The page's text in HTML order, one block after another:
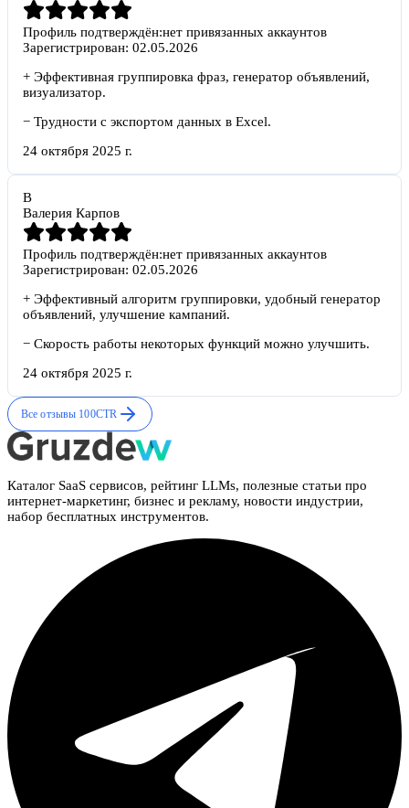
Профиль подтверждён:нет привязанных аккаунтов
Зарегистрирован: 02.05.2026
+ Эффективная группировка фраз, генератор объявлений,
визуализатор.
− Трудности с экспортом данных в Excel.
24 октября 2025 г.
В
Валерия Карпов
Профиль подтверждён:нет привязанных аккаунтов
Зарегистрирован: 02.05.2026
+ Эффективный алгоритм группировки, удобный генератор
объявлений, улучшение кампаний.
− Скорость работы некоторых функций можно улучшить.
24 октября 2025 г.
Все отзывы 100CTR
Каталог SaaS сервисов, рейтинг LLMs, полезные статьи про
интернет-маркетинг, бизнес и рекламу, новости индустрии,
набор бесплатных инструментов.